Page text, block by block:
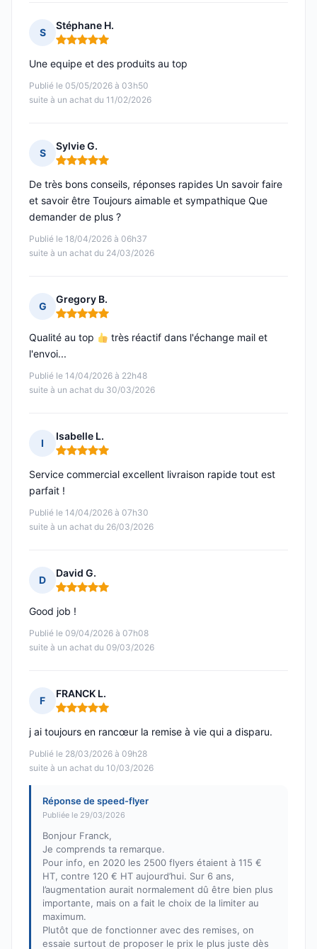
S
Stéphane H.
Note : 5 sur 5
Publié le 05/05/2026 à 03h50
suite à un achat du 11/02/2026
Une equipe et des produits au top
S
Sylvie G.
Note : 5 sur 5
Publié le 18/04/2026 à 06h37
suite à un achat du 24/03/2026
De très bons conseils, réponses rapides Un savoir faire
et savoir être Toujours aimable et sympathique Que
demander de plus ?
G
Gregory B.
Note : 5 sur 5
Publié le 14/04/2026 à 22h48
suite à un achat du 30/03/2026
Qualité au top
très réactif dans l'échange mail et
l'envoi...
I
Isabelle L.
Note : 5 sur 5
Publié le 14/04/2026 à 07h30
suite à un achat du 26/03/2026
Service commercial excellent livraison rapide tout est
parfait !
D
David G.
Note : 5 sur 5
Publié le 09/04/2026 à 07h08
suite à un achat du 09/03/2026
Good job !
F
FRANCK L.
Note : 5 sur 5
Publié le 28/03/2026 à 09h28
suite à un achat du 10/03/2026
j ai toujours en rancœur la remise à vie qui a disparu.
Réponse de speed-flyer
Publiée le 29/03/2026
Bonjour Franck,
Je comprends ta remarque.
Pour info, en 2020 les 2500 flyers étaient à 115 €
HT, contre 120 € HT aujourd’hui. Sur 6 ans,
l’augmentation aurait normalement dû être bien plus
importante, mais on a fait le choix de la limiter au
maximum.
Plutôt que de fonctionner avec des remises, on
essaie surtout de proposer le prix le plus juste dès